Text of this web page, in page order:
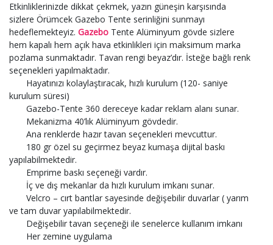
Etkinliklerinizde dikkat çekmek, yazın güneşin karşısında
sizlere Örümcek Gazebo Tente serinliğini sunmayı
hedeflemekteyiz. Gazebo Tente Alüminyum gövde sizlere
hem kapalı hem açık hava etkinlikleri için maksimum marka
pozlama sunmaktadır. Tavan rengi beyaz’dır. İsteğe bağlı renk
seçenekleri yapılmaktadır.
Hayatınızı kolaylaştıracak, hızlı kurulum (120- saniye
kurulum süresi)
Gazebo-Tente 360 dereceye kadar reklam alanı sunar.
Mekanizma 40’lık Alüminyum gövdedir.
Ana renklerde hazır tavan seçenekleri mevcuttur.
180 gr özel su geçirmez beyaz kumaşa dijital baskı
yapılabilmektedir.
Emprime baskı seçeneği vardır.
İç ve dış mekanlar da hızlı kurulum imkanı sunar.
Velcro – cırt bantlar sayesinde değişebilir duvarlar ( yarım
ve tam duvar yapılabilmektedir.
Değişebilir tavan seçeneği ile senelerce kullanım imkanı
Her zemine uygulama